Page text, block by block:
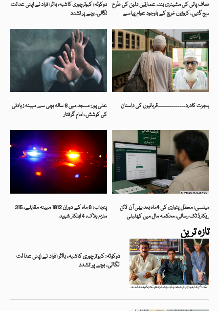
تازہ ترین
دوکوٹہ: کبوترچوری کاشبہ، بااثر افراد نے اپنی عدالت
لگالی، بچے پر تشدد
دوکوٹہ: کبوترچوری کاشبہ، بااثر افراد نے اپنی عدالت
لگالی، بچے پر تشدد
صاف پانی کی مشینری بند، عمارتیں دلہن کی طرح
سج گئیں، کروڑوں خرچ کے باوجود عوام پیاسے
علی پور: مسجد میں 8 سالہ بچی سے مبینہ زیادتی
کی کوشش، امام گرفتار
ہجرت کادرد۔۔۔۔۔۔۔۔۔۔۔۔۔۔قربانیوں کی داستان
پنجاب: 6 ماہ کے دوران 1012 مبینہ مقابلے، 315
ملزم ہلاک، 4 اہلکار شہید
میلسی: معطل پٹواری کی 4ماہ بعد بھی آن لائن
ریکارڈ تک رسائی، محکمہ مال میں کھلبلی